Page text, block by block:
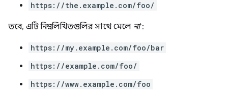
https://the.example.com/foo/
তবে, এটি নিম্নলিখিতগুলির সাথে মেলে না:
https://my.example.com/foo/bar
https://example.com/foo/
https://www.example.com/foo